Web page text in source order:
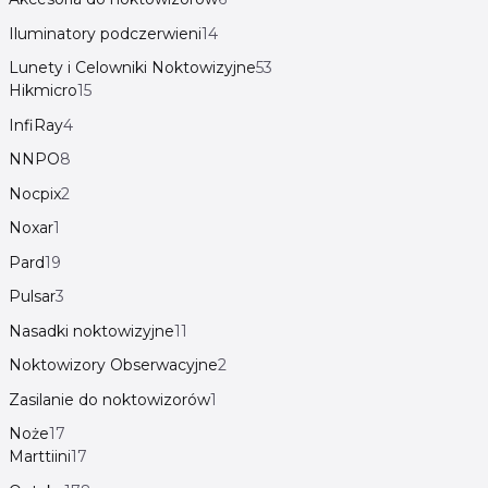
Iluminatory podczerwieni14
Lunety i Celowniki Noktowizyjne53
Hikmicro15
InfiRay4
NNPO8
Nocpix2
Noxar1
Pard19
Pulsar3
Nasadki noktowizyjne11
Noktowizory Obserwacyjne2
Zasilanie do noktowizorów1
Noże17
Marttiini17